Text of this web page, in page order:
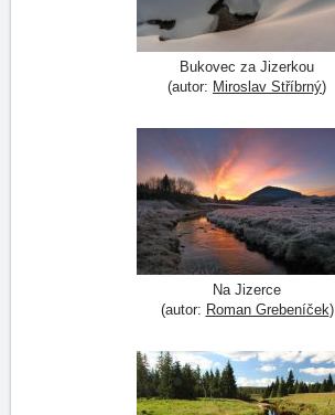
Bukovec za Jizerkou
(autor: Miroslav Stříbrný)
Na Jizerce
(autor: Roman Grebeníček)